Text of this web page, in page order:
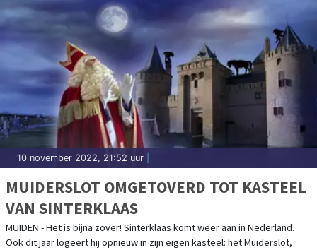
10 november 2022, 21:52 uur
MUIDERSLOT OMGETOVERD TOT KASTEEL
VAN SINTERKLAAS
MUIDEN - Het is bijna zover! Sinterklaas komt weer aan in Nederland.
Ook dit jaar logeert hij opnieuw in zijn eigen kasteel: het Muiderslot,